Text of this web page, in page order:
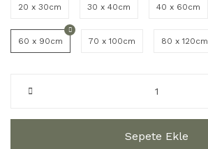
20 x 30cm 30 x 40cm 40 x 60cm
60 x 90cm 70 x 100cm 80 x 120cm
Sepete Ekle